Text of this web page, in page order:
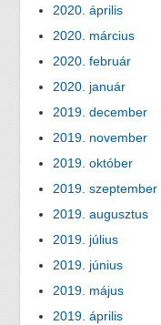
2020. április
2020. március
2020. február
2020. január
2019. december
2019. november
2019. október
2019. szeptember
2019. augusztus
2019. július
2019. június
2019. május
2019. április